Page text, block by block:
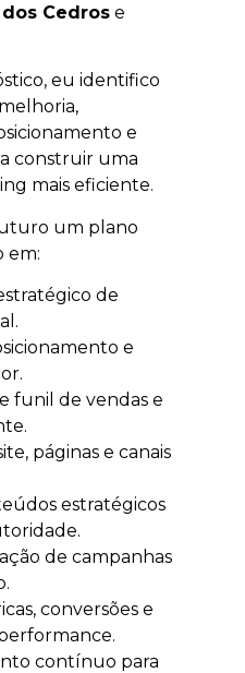
dos Cedros e
eu identifico
e
construir uma
mais eficiente.
um plano
em:
de
e
funil de vendas e
páginas e canais
estratégicos
de campanhas
conversões e
contínuo para